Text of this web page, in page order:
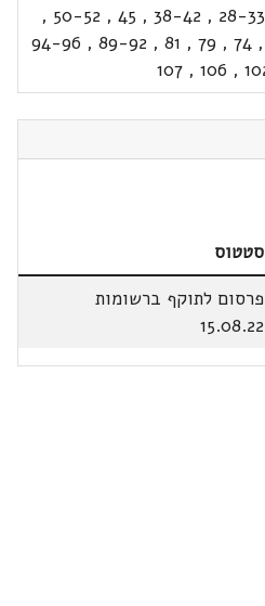
28-33
,
38-42
,
45
,
50-52
,
,
74
,
79
,
81
,
89-92
,
94-96
,
106
,
107
סטטוס
פרסום לתוקף ברשומות
15.08.22